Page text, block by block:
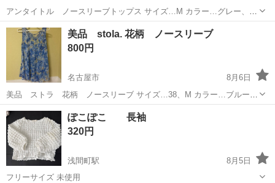
アンタイトル ノースリーブトップス サイズ…M カラー…グレー、ネ
イビー
愛知 名古屋市 名古屋城駅 カットソー ネイビー
美品 stola. 花柄 ノースリーブ
800円
名古屋市
8月6日
美品 ストラ 花柄 ノースリーブ サイズ…38、M カラー…ブルー
ストラ ルーニィ ボタニカル 水彩画
愛知 名古屋市 カットソー ストラ
ぽこぽこ 長袖
320円
浅間町駅
8月5日
フリーサイズ 未使用